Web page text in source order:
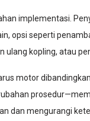
implementasi.
opsi seperti
kopling, atau
motor
dan mengurangi